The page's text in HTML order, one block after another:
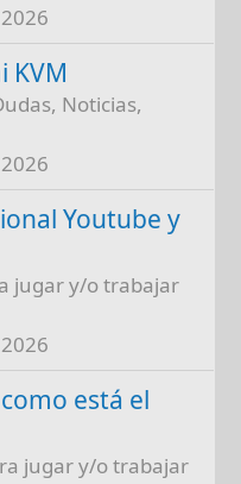
KVM
Noticias,
Youtube y
jugar y/o trabajar
está el
jugar y/o trabajar